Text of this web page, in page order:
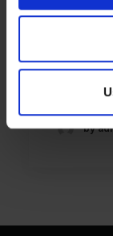
by